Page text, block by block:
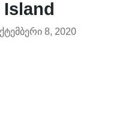
8, 2020